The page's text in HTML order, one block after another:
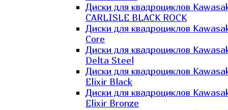
Диски для квадроциклов
CARLISLE BLACK ROCK
Диски для квадроциклов
Core
Диски для квадроциклов
Delta Steel
Диски для квадроциклов
Elixir Black
Диски для квадроциклов
Elixir Bronze